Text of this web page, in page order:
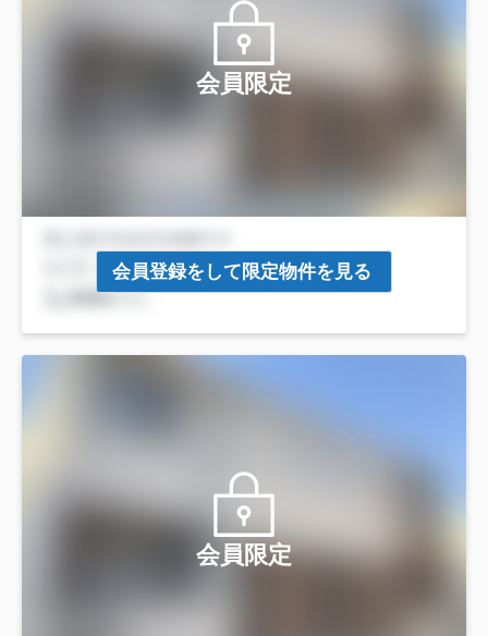
会員限定
会員登録をして限定物件を見る
会員限定